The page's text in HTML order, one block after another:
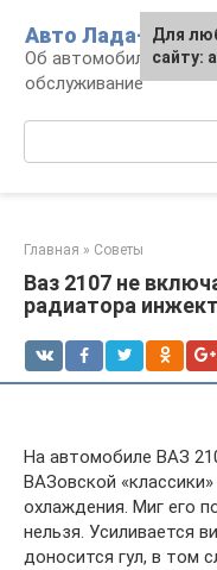
контенту
Авто Лада-люкс
Об автомобилях
обслуживание
Главная » Советы
Ваз 2107 не
радиатора
На автомобиле ВАЗ
ВАЗовской
охлаждения. Миг его
нельзя. Усиливается
доносится гул, в том
Для
сайту: